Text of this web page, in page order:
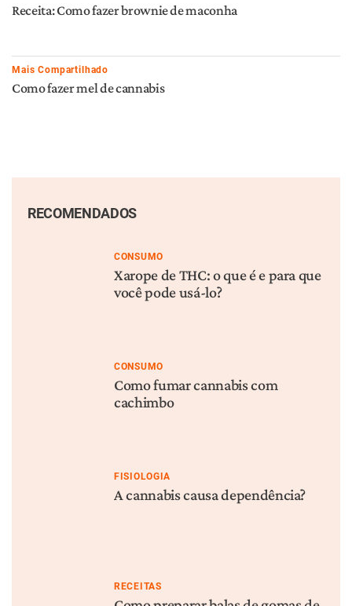
Receita: Como fazer brownie de maconha
Mais Compartilhado
Como fazer mel de cannabis
RECOMENDADOS
CONSUMO
Xarope de THC: o que é e para que
você pode usá-lo?
CONSUMO
Como fumar cannabis com
cachimbo
FISIOLOGIA
A cannabis causa dependência?
RECEITAS